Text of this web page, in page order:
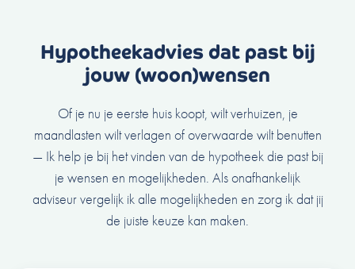
Hypotheekadvies dat past bij
jouw (woon)wensen
Of je nu je eerste huis koopt, wilt verhuizen, je
maandlasten wilt verlagen of overwaarde wilt benutten
— Ik help je bij het vinden van de hypotheek die past bij
je wensen en mogelijkheden. Als onafhankelijk
adviseur vergelijk ik alle mogelijkheden en zorg ik dat jij
de juiste keuze kan maken.